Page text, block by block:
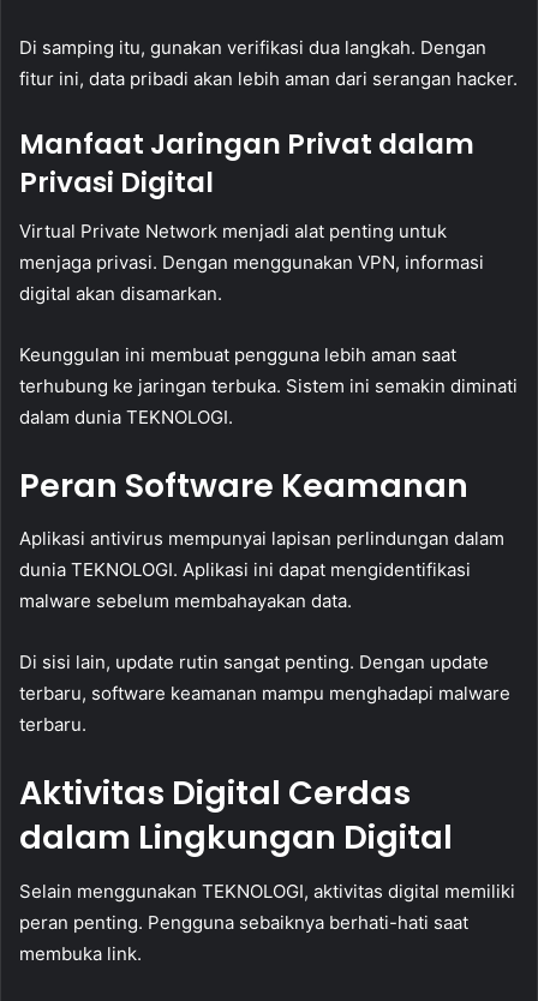
Di samping itu, gunakan verifikasi dua langkah. Dengan
fitur ini, data pribadi akan lebih aman dari serangan hacker.
Manfaat Jaringan Privat dalam
Privasi Digital
Virtual Private Network menjadi alat penting untuk
menjaga privasi. Dengan menggunakan VPN, informasi
digital akan disamarkan.
Keunggulan ini membuat pengguna lebih aman saat
terhubung ke jaringan terbuka. Sistem ini semakin diminati
dalam dunia TEKNOLOGI.
Peran Software Keamanan
Aplikasi antivirus mempunyai lapisan perlindungan dalam
dunia TEKNOLOGI. Aplikasi ini dapat mengidentifikasi
malware sebelum membahayakan data.
Di sisi lain, update rutin sangat penting. Dengan update
terbaru, software keamanan mampu menghadapi malware
terbaru.
Aktivitas Digital Cerdas
dalam Lingkungan Digital
Selain menggunakan TEKNOLOGI, aktivitas digital memiliki
peran penting. Pengguna sebaiknya berhati-hati saat
membuka link.